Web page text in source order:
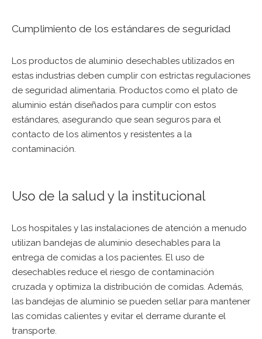
Cumplimiento de los estándares de seguridad
Los productos de aluminio desechables utilizados en
estas industrias deben cumplir con estrictas regulaciones
de seguridad alimentaria. Productos como el plato de
aluminio están diseñados para cumplir con estos
estándares, asegurando que sean seguros para el
contacto de los alimentos y resistentes a la
contaminación.
Uso de la salud y la institucional
Los hospitales y las instalaciones de atención a menudo
utilizan bandejas de aluminio desechables para la
entrega de comidas a los pacientes. El uso de
desechables reduce el riesgo de contaminación
cruzada y optimiza la distribución de comidas. Además,
las bandejas de aluminio se pueden sellar para mantener
las comidas calientes y evitar el derrame durante el
transporte.